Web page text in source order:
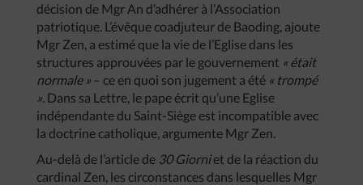
décision de Mgr An d’adhérer à l’Association
patriotique. L’évêque coadjuteur de Baoding, ajoute
Mgr Zen, a estimé que la vie de l’Eglise dans les
structures approuvées par le gouvernement « était
normale » – ce en quoi son jugement a été « trompé
». Dans sa Lettre, le pape écrit qu’une Eglise
indépendante du Saint-Siège est incompatible avec
la doctrine catholique, argumente Mgr Zen.
Au-delà de l’article de 30 Giorniet de la réaction du
cardinal Zen, les circonstances dans lesquelles Mgr